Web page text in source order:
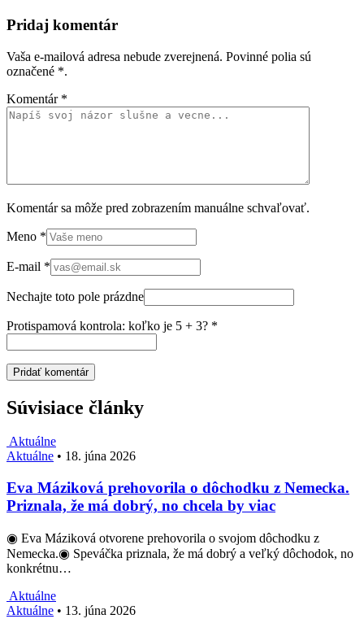
Pridaj komentár
Vaša e-mailová adresa nebude zverejnená. Povinné polia sú
označené *.
Komentár *
Komentár sa môže pred zobrazením manuálne schvaľovať.
Meno *
E-mail *
Nechajte toto pole prázdne
Protispamová kontrola: koľko je 5 + 3? *
Súvisiace články
Aktuálne
Aktuálne • 18. júna 2026
Eva Máziková prehovorila o dôchodku z Nemecka.
Priznala, že má dobrý, no chcela by viac
◉ Eva Máziková otvorene prehovorila o svojom dôchodku z
Nemecka.◉ Speváčka priznala, že má dobrý a veľký dôchodok, no
konkrétnu…
Aktuálne
Aktuálne • 13. júna 2026